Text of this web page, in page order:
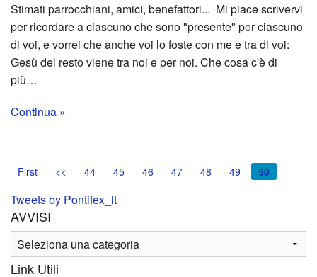
Stimati parrocchiani, amici, benefattori... Mi piace scrivervi
per ricordare a ciascuno che sono "presente" per ciascuno
di voi, e vorrei che anche voi lo foste con me e tra di voi:
Gesù del resto viene tra noi e per noi. Che cosa c'è di
più…
Continua »
First << 44 45 46 47 48 49 50
Tweets by Pontifex_it
AVVISI
Link Utili